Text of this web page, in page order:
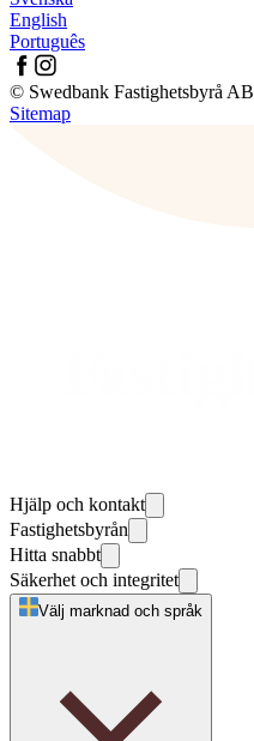
English
Português
© Swedbank Fastighetsbyrå AB
Sitemap
Hjälp och kontakt
Fastighetsbyrån
Hitta snabbt
Säkerhet och integritet
Välj marknad och språk